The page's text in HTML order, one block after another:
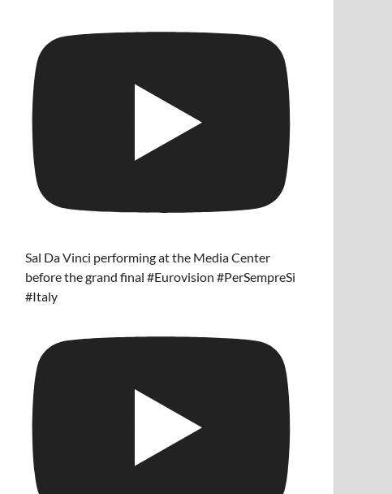
Sal Da Vinci performing at the Media Center
before the grand final #Eurovision #PerSempreSi
#Italy